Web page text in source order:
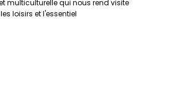
multiculturelle qui nous rend visite
loisirs et l'essentiel